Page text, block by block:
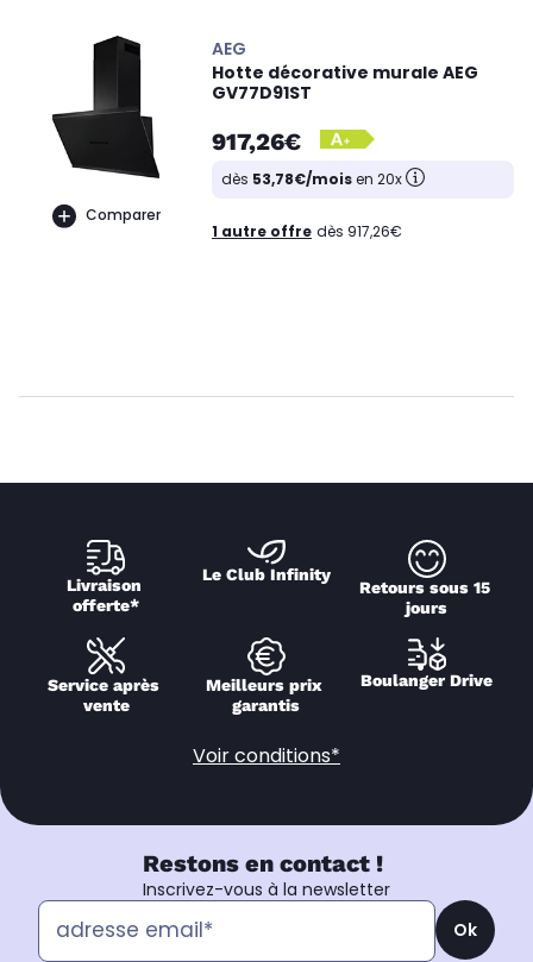
Comparer
AEG
Hotte décorative murale AEG
GV77D91ST
917,26€
dès 53,78€/moisen 20x
1 autre offre dès 917,26€
Livraison
offerte*
Le Club Infinity
Retours sous 15
jours
Service après
vente
Meilleurs prix
garantis
Boulanger Drive
Voir conditions*
Restons en contact !
Inscrivez-vous à la newsletter
Ok